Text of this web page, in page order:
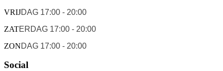
VRIJDAG 17:00 - 20:00
ZATERDAG 17:00 - 20:00
ZONDAG 17:00 - 20:00
Social